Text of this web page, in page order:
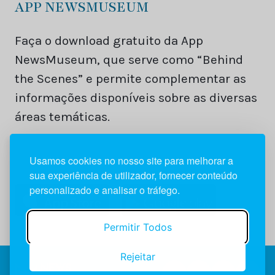
Usamos cookies no nosso site para melhorar a
sua experiência de utilizador, fornecer conteúdo
personalizado e analisar o tráfego.
Permitir Todos
Rejeitar
APP NEWSMUSEUM
Faça o download gratuito da App
NewsMuseum, que serve como “Behind
the Scenes” e permite complementar as
informações disponíveis sobre as diversas
áreas temáticas.